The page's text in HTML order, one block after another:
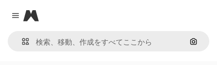
Close menu
Magnific
画像で